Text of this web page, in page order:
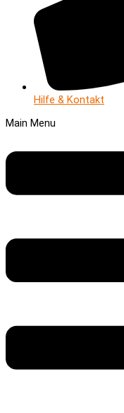
Hilfe & Kontakt
Main Menu